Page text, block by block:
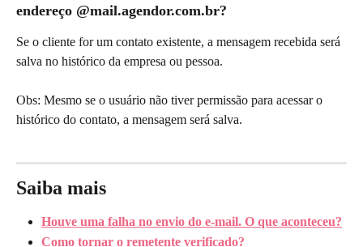
endereço @mail.agendor.com.br?
Se o cliente for um contato existente, a mensagem recebida será
salva no histórico da empresa ou pessoa.
Obs: Mesmo se o usuário não tiver permissão para acessar o
histórico do contato, a mensagem será salva.
Saiba mais
Houve uma falha no envio do e-mail. O que aconteceu?
Como tornar o remetente verificado?